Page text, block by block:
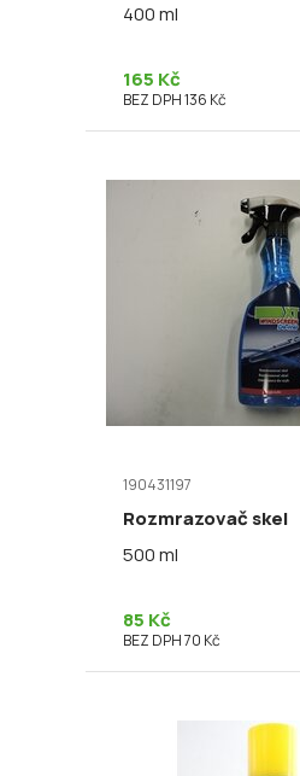
400 ml
165 Kč
BEZ DPH 136 Kč
190431197
Rozmrazovač skel
500 ml
85 Kč
BEZ DPH 70 Kč